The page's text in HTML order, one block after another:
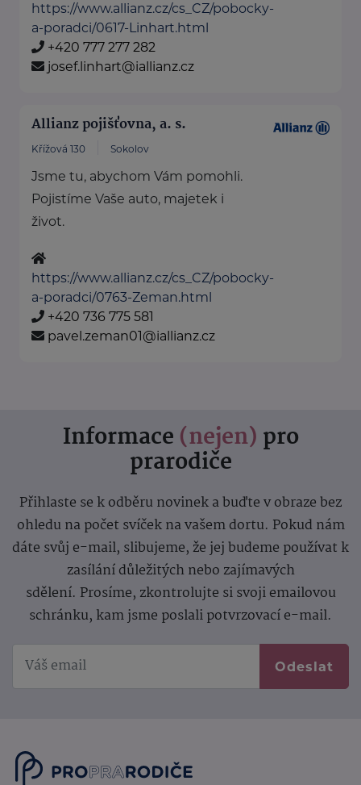
https://www.allianz.cz/cs_CZ/pobocky-
a-poradci/0617-Linhart.html
+420 777 277 282
josef.linhart@iallianz.cz
Allianz pojišťovna, a. s.
Křížová 130 Sokolov
Jsme tu, abychom Vám pomohli.
Pojistíme Vaše auto, majetek i
život.
https://www.allianz.cz/cs_CZ/pobocky-
a-poradci/0763-Zeman.html
+420 736 775 581
pavel.zeman01@iallianz.cz
Informace (nejen) pro
prarodiče
Přihlaste se k odběru novinek a buďte v obraze bez
ohledu na počet svíček na vašem dortu. Pokud nám
dáte svůj e-mail, slibujeme, že jej budeme používat k
zasílání důležitých nebo zajímavých
sdělení. Prosíme, zkontrolujte si svoji emailovou
schránku, kam jsme poslali potvrzovací e-mail.
Odeslat